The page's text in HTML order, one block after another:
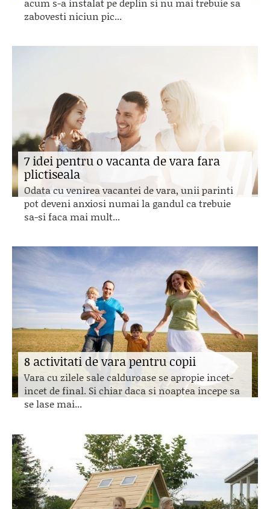
zabovesti niciun pic...
7 idei pentru o vacanta de vara fara
plictiseala
Odata cu venirea vacantei de vara, unii parinti
pot deveni anxiosi numai la gandul ca trebuie
sa-si faca mai mult...
8 activitati de vara pentru copii
Vara cu zilele sale calduroase se apropie incet-
incet de final. Si chiar daca si noaptea incepe sa
se lase mai...